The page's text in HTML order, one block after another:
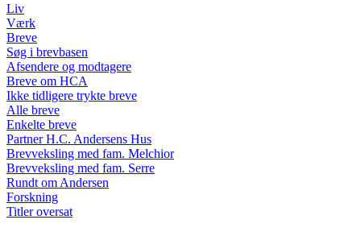
Liv
Værk
Breve
Søg i brevbasen
Afsendere og modtagere
Breve om HCA
Ikke tidligere trykte breve
Alle breve
Enkelte breve
Partner H.C. Andersens Hus
Brevveksling med fam. Melchior
Brevveksling med fam. Serre
Rundt om Andersen
Forskning
Titler oversat